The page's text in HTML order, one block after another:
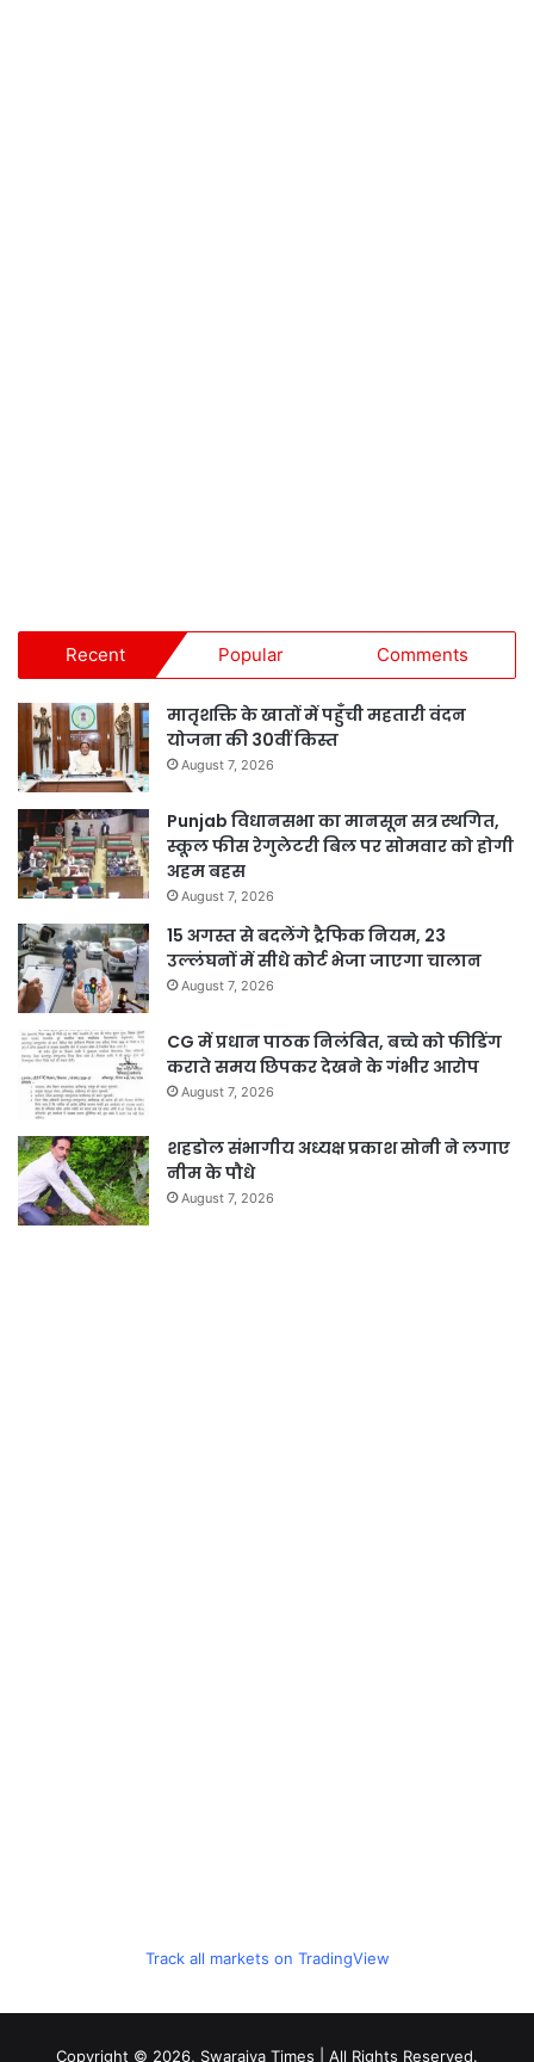
Recent Popular Comments
मातृशक्ति के खातों में पहुँची महतारी वंदन
योजना की 30वीं किस्त
August 7, 2026
Punjab विधानसभा का मानसून सत्र स्थगित,
स्कूल फीस रेगुलेटरी बिल पर सोमवार को होगी
अहम बहस
August 7, 2026
15 अगस्त से बदलेंगे ट्रैफिक नियम, 23
उल्लंघनों में सीधे कोर्ट भेजा जाएगा चालान
August 7, 2026
CG में प्रधान पाठक निलंबित, बच्चे को फीडिंग
कराते समय छिपकर देखने के गंभीर आरोप
August 7, 2026
शहडोल संभागीय अध्यक्ष प्रकाश सोनी ने लगाए
नीम के पौधे
August 7, 2026
Track all markets on TradingView
Copyright © 2026, Swarajya Times | All Rights Reserved.